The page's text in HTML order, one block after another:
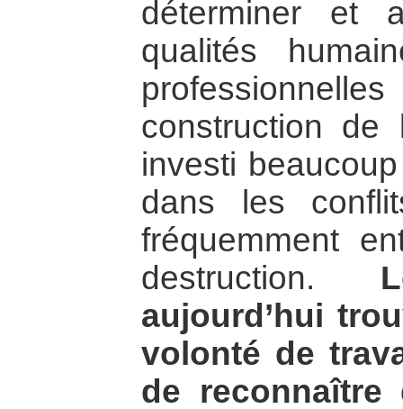
déterminer et
qualités
construction
investi
dans les
fréquemment
destruction.
aujourd’hui
volonté de
de